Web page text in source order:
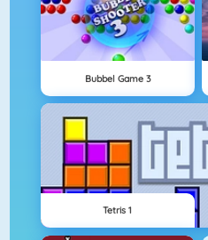
Bubbel Game 3
Tetris 1